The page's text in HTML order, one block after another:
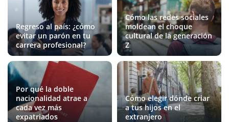
Regreso al país: ¿cómo
evitar un parón en tu
carrera profesional?
Cómo las redes sociales
moldean el choque
cultural de la generación
Z
Por qué la doble
nacionalidad atrae a
cada vez más
expatriados
Cómo elegir dónde criar
a tus hijos en el
extranjero